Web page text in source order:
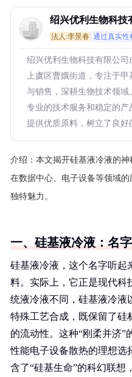
绍兴优利生物科技
法人:李景春 通过真实性
绍兴优利生物科技有限公司
上虞区曹娥街道，专注于
与销售，深耕生物技术领
专业的技术服务和稳定的
提供优质原料，树立了良好
介绍： 本文揭开硅基液冷液的
在数据中心、电子设备等领域
独特魅力。
一、硅基液冷液：名
硅基液冷液，这个名字听起
料。实际上，它正是现代科
统液冷液不同，硅基液冷液
特殊工艺合成，既保留了硅
的流动性。这种“刚柔并济”
性能电子设备散热的理想选
含了“硅基生命”的科幻联想